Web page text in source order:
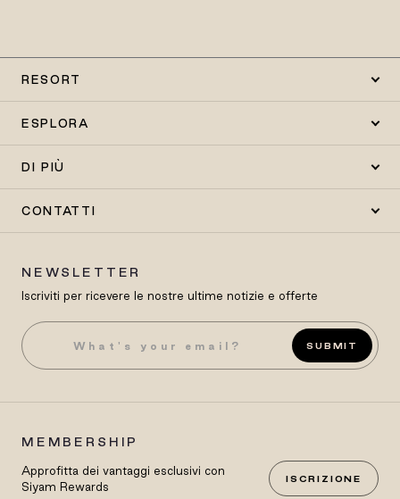
RESORT
ESPLORA
DI PIÙ
CONTATTI
NEWSLETTER
Iscriviti per ricevere le nostre ultime notizie e offerte
SUBMIT
MEMBERSHIP
Approfitta dei vantaggi esclusivi con
Siyam Rewards
ISCRIZIONE